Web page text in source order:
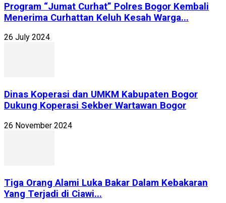
Program “Jumat Curhat” Polres Bogor Kembali
Menerima Curhattan Keluh Kesah Warga...
26 July 2024
Dinas Koperasi dan UMKM Kabupaten Bogor
Dukung Koperasi Sekber Wartawan Bogor
26 November 2024
Tiga Orang Alami Luka Bakar Dalam Kebakaran
Yang Terjadi di Ciawi...